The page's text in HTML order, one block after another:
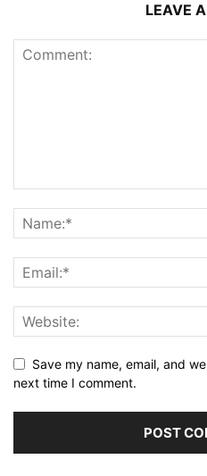
LEAVE
Save my name, email, and
next time I comment.